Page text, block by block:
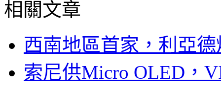
相關文章
西南地區首家，利亞
索尼供Micro OLED，